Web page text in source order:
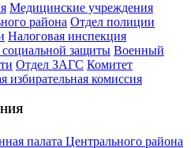
Медицинские учреждения
района Отдел полиции
Налоговая инспекция
защиты Военный
Отдел ЗАГС Комитет
избирательная комиссия
палата Центрального района